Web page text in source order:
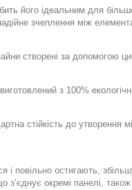
його ідеальним для
зчеплення між
створені за допомогою
з 100%
стійкість до
і повільно остигають,
окремі панелі,